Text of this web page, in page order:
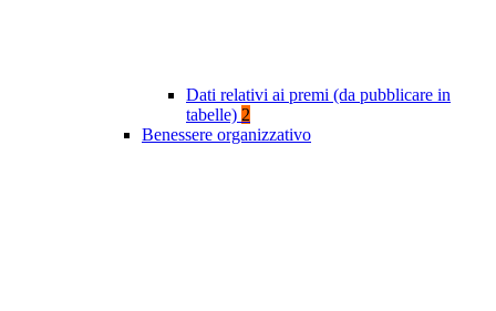
Dati relativi ai premi (da pubblicare in
tabelle) 2
Benessere organizzativo